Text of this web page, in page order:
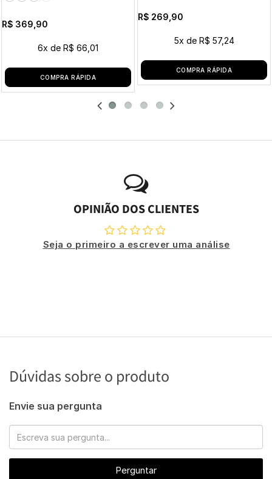
R$ 369,90
6x de R$ 66,01
COMPRA RÁPIDA
R$ 269,90
5x de R$ 57,24
COMPRA RÁPIDA
OPINIÃO DOS CLIENTES
Seja o primeiro a escrever uma análise
Dúvidas sobre o produto
Envie sua pergunta
Perguntar